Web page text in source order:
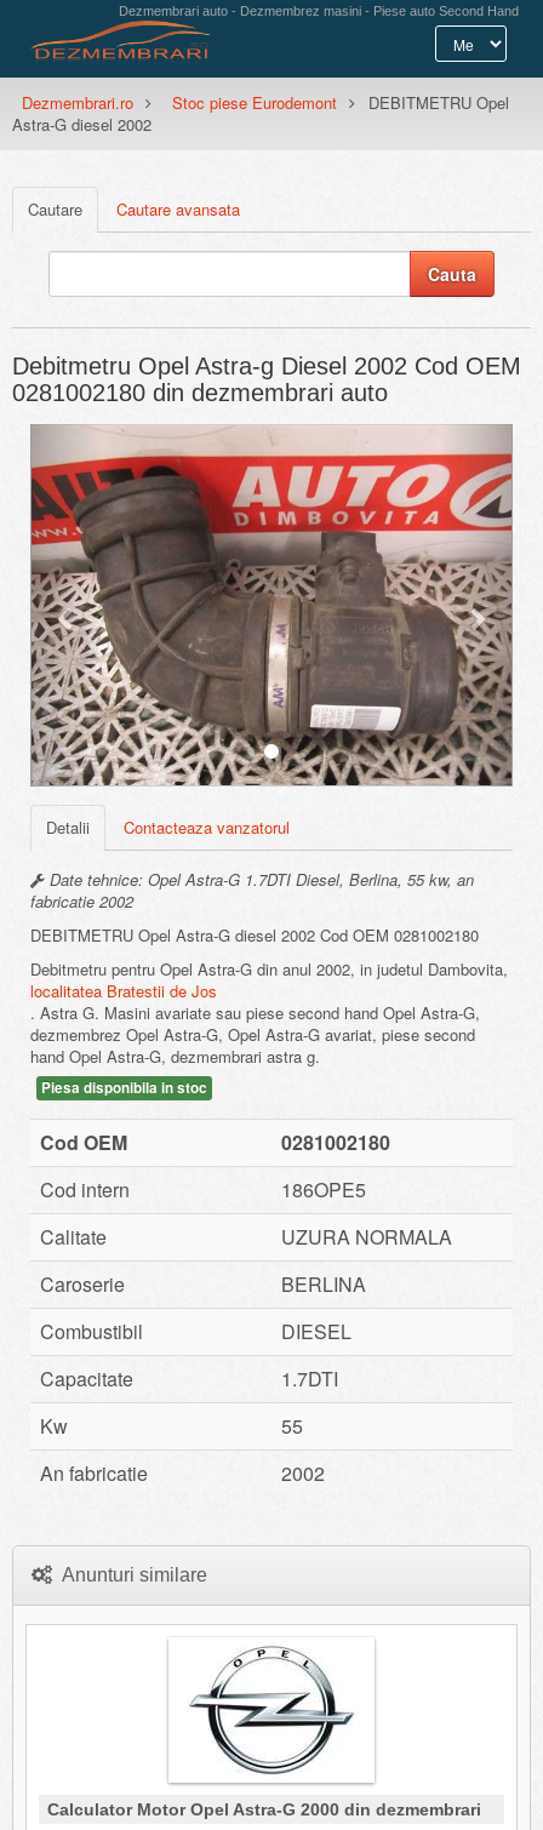
Dezmembrari auto - Dezmembrez masini - Piese auto Second Hand
Dezmembrari.ro Stoc piese Eurodemont
DEBITMETRU Opel
Astra-G diesel 2002
Cautare Cautare avansata
Debitmetru Opel Astra-g Diesel 2002 Cod OEM
0281002180 din dezmembrari auto
Previous
Detalii Contacteaza vanzatorul
Date tehnice: Opel Astra-G 1.7DTI Diesel, Berlina, 55 kw, an
fabricatie 2002
DEBITMETRU Opel Astra-G diesel 2002 Cod OEM 0281002180
Debitmetru pentru Opel Astra-G din anul 2002, in judetul Dambovita,
localitatea Bratestii de Jos
. Astra G. Masini avariate sau piese second hand Opel Astra-G,
dezmembrez Opel Astra-G, Opel Astra-G avariat, piese second
hand Opel Astra-G, dezmembrari astra g.
Piesa disponibila in stoc
Cod OEM
0281002180
Cod intern
186OPE5
Calitate
UZURA NORMALA
Caroserie
BERLINA
Combustibil
DIESEL
Capacitate
1.7DTI
Kw
55
An fabricatie
2002
Anunturi similare
Calculator Motor Opel Astra-G 2000 din dezmembrari